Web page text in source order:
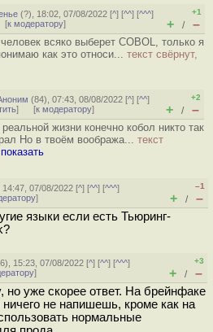
(?), 18:02, 07/08/2022 [^] [^^] [^^^]
[к модератору]
+1
+ / –
всяко выберет COBOL, только я
как это относи... текст свёрнут,
(84), 07:43, 08/08/2022 [^] [^^]
] [к модератору]
+2
+ / –
жизни конечно кобол никто так
Но в твоём вообража... текст
показать
14:47, 07/08/2022 [^] [^^] [^^^]
]
–1
+ / –
языки если есть Тьюринг-
), 15:23, 07/08/2022 [^] [^^] [^^^]
]
+3
+ / –
но уже скорее ответ. На брейнфаке
ничего не напишешь, кроме как на
нормальные